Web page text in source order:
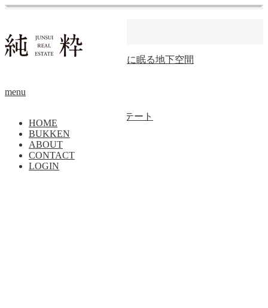
menu
HOME
BUKKEN
ABOUT
CONTACT
LOGIN
横浜市
【価格更新】文化の下に眠る地下空間
トップページに戻る
純粋リアルエステート
PAGE TOP